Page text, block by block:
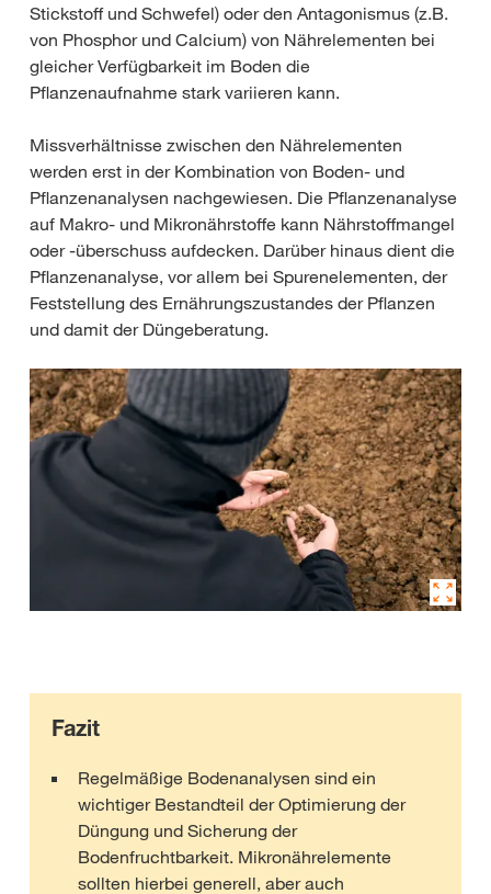
Stickstoff und Schwefel) oder den Antagonismus (z.B.
von Phosphor und Calcium) von Nährelementen bei
gleicher Verfügbarkeit im Boden die
Pflanzenaufnahme stark variieren kann.
Missverhältnisse zwischen den Nährelementen
werden erst in der Kombination von Boden- und
Pflanzenanalysen nachgewiesen. Die Pflanzenanalyse
auf Makro- und Mikronährstoffe kann Nährstoffmangel
oder -überschuss aufdecken. Darüber hinaus dient die
Pflanzenanalyse, vor allem bei Spurenelementen, der
Feststellung des Ernährungszustandes der Pflanzen
und damit der Düngeberatung.
Fazit
Regelmäßige Bodenanalysen sind ein
wichtiger Bestandteil der Optimierung der
Düngung und Sicherung der
Bodenfruchtbarkeit. Mikronährelemente
sollten hierbei generell, aber auch